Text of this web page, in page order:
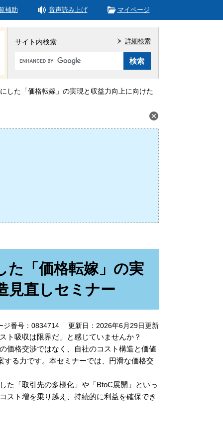
補助 音声読み上げ マイページ
サイト内検索
Google
タ
ム
詳細検索
した「価格転嫁」の実現と収益力向上に向けた
た「価格転嫁」の実
見直しセミナー
ジ番号：0834714 更新日：2026年6月29日更新
ト吸収は限界だ」と感じていませんか？
価格交渉ではなく、自社のコスト構造と価値
る力です。本セミナーでは、円滑な価格交
た「取引先の多様化」や「BtoC展開」といっ
スト増を乗り越え、持続的に利益を確保でき